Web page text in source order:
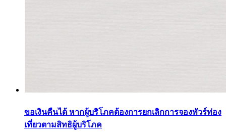
ขอเงินคืนได้ หากผู้บริโภคต้องการยกเลิกการจองทัวร์ท่อง
เที่ยวตามสิทธิผู้บริโภค